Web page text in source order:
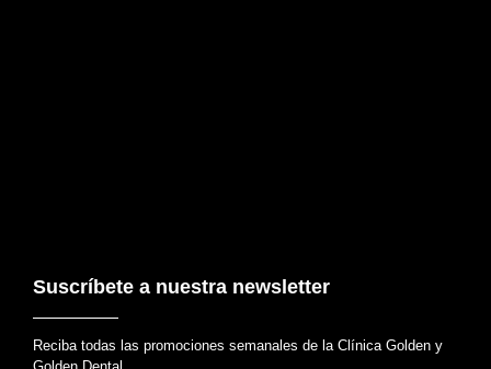
Suscríbete a nuestra newsletter
Reciba todas las promociones semanales de la Clínica Golden y